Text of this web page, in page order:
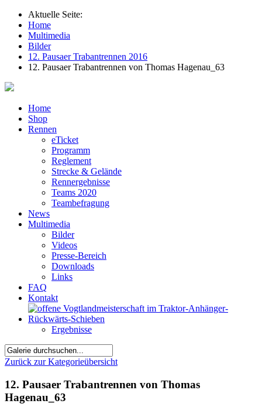
Aktuelle Seite:
Home
Multimedia
Bilder
12. Pausaer Trabantrennen 2016
12. Pausaer Trabantrennen von Thomas Hagenau_63
Home
Shop
Rennen
eTicket
Programm
Reglement
Strecke & Gelände
Rennergebnisse
Teams 2020
Teambefragung
News
Multimedia
Bilder
Videos
Presse-Bereich
Downloads
Links
FAQ
Kontakt
Ergebnisse
Zurück zur Kategorieübersicht
12. Pausaer Trabantrennen von Thomas
Hagenau_63